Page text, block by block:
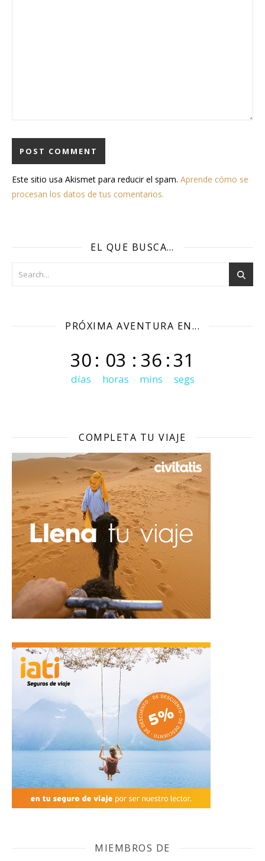
Este sitio usa Akismet para reducir el spam. Aprende cómo se
procesan los datos de tus comentarios.
EL QUE BUSCA…
PRÓXIMA AVENTURA EN...
30
días
: 03
horas
: 36
mins
:30
segs
COMPLETA TU VIAJE
MIEMBROS DE